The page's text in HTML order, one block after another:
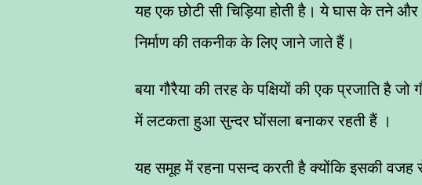
यह एक छोटी सी चिड़िया होती है। ये घास के तने
निर्माण की तकनीक के लिए जाने जाते हैं।
बया गौरैया की तरह के पक्षियों की एक प्रजाति है
में लटकता हुआ सुन्दर घोंसला बनाकर रहती हैं ।
यह समूह में रहना पसन्द करती है क्योंकि इसकी वजह